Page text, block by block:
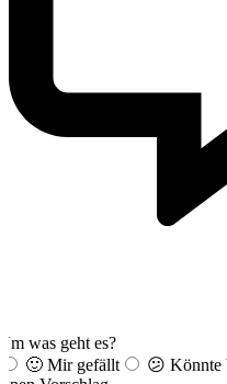
was geht es?
🙂 Mir gefällt
😕 Könnte